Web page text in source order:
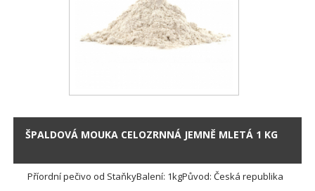
ŠPALDOVÁ MOUKA CELOZRNNÁ JEMNĚ MLETÁ 1 KG
Příordní pečivo od StaňkyBalení: 1kgPůvod: Česká republika